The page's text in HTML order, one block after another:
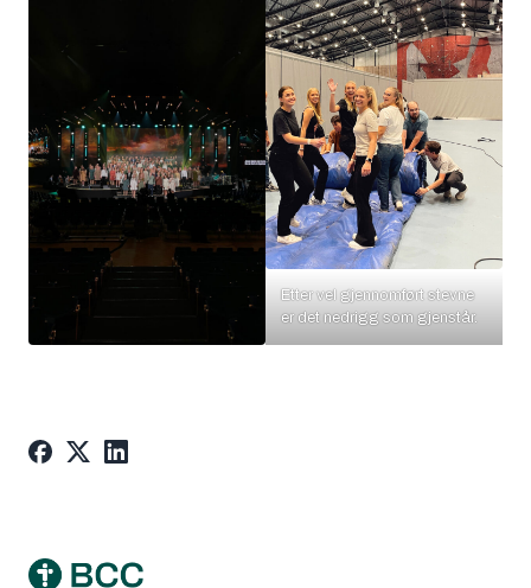
Etter vel gjennomført stevne
er det nedrigg som gjenstår.